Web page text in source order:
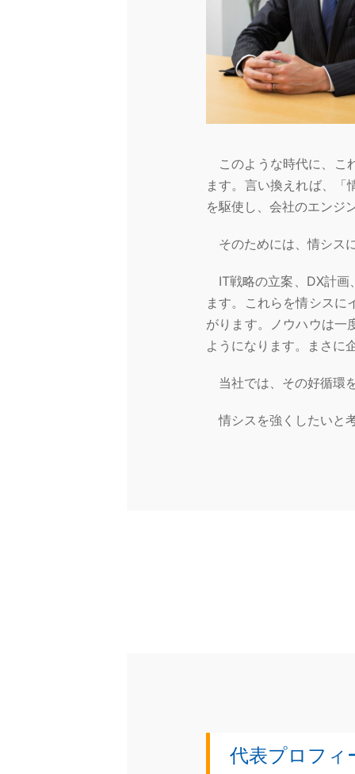
このような時代に、こ
ます。言い換えれば、「
を駆使し、会社のエンジ
そのためには、情シス
IT戦略の立案、DX計画
ます。これらを情シスに
がります。ノウハウは一
ようになります。まさに
当社では、その好循環
情シスを強くしたいと
代表プロフィ